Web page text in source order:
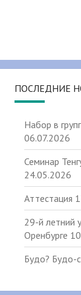
ПОСЛЕДНИЕ
Набор в
06.07.2026
Семинар
24.05.2026
Аттестация
29-й летний
Оренбурге
Будо? Будо-